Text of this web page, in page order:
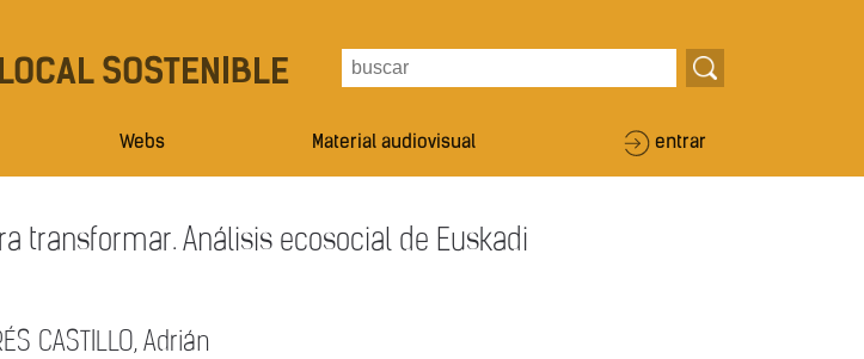
SOSTENIBLE
Webs Material audiovisual entrar
transformar. Análisis ecosocial de Euskadi
CASTILLO, Adrián